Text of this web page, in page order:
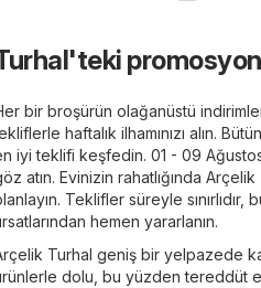
bir broşürün olağanüstü
haftalık ilhamınızı alın.
iyi teklifi keşfedin. 01 - 09
atın. Evinizin rahatlığında
Teklifler süreyle
hemen yararlanın.
Turhal geniş bir yelpazede
dolu, bu yüzden tereddüt